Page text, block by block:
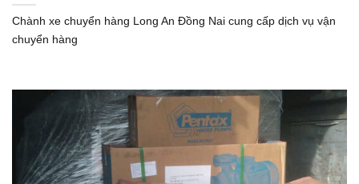
Chành xe chuyển hàng Long An Đồng Nai cung cấp dịch vụ vận
chuyển hàng